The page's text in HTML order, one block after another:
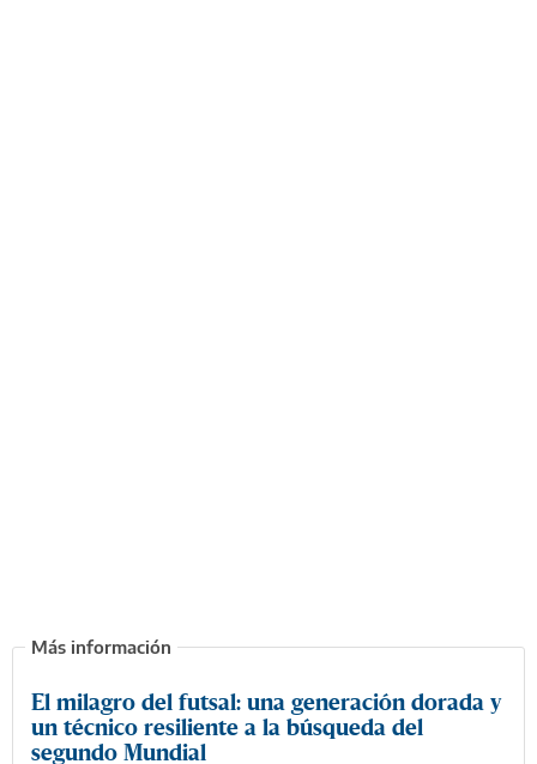
El milagro del futsal: una generación dorada y
un técnico resiliente a la búsqueda del
segundo Mundial